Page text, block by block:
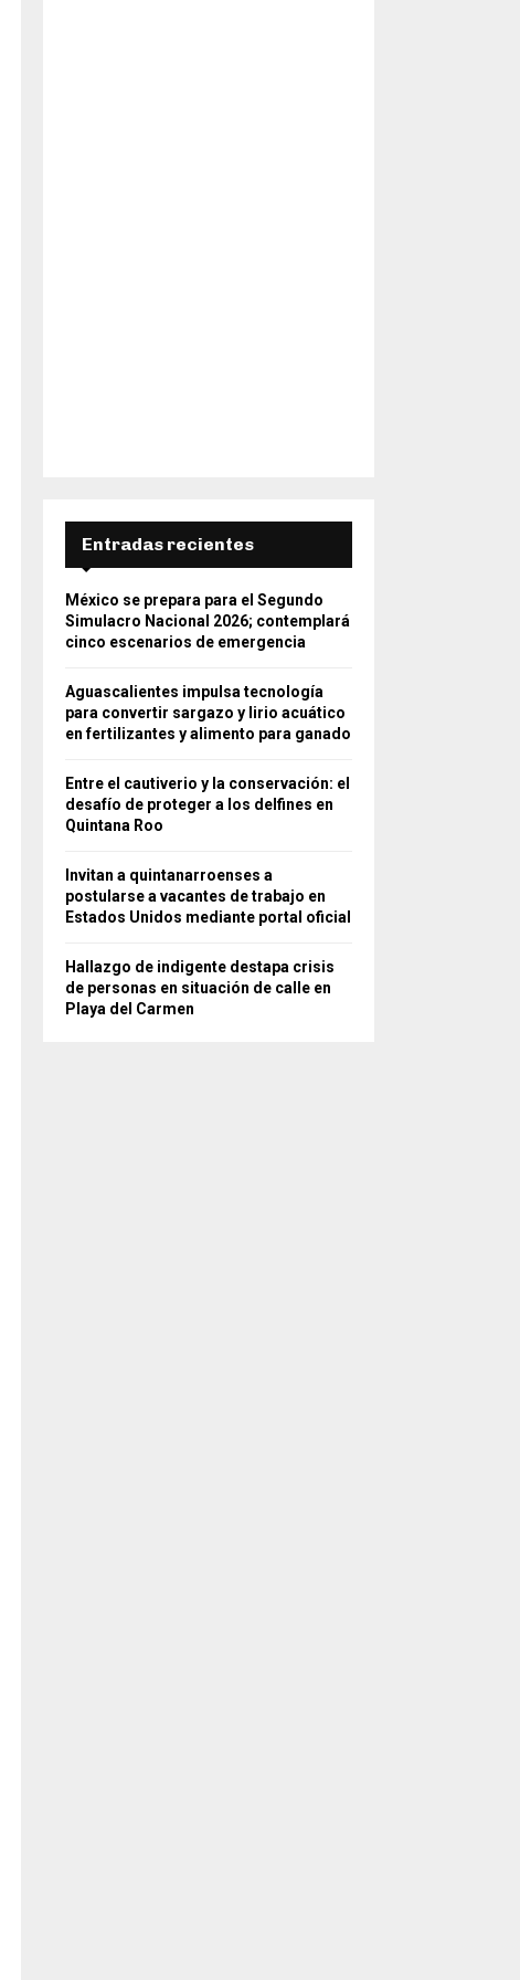
Entradas recientes
México se prepara para el Segundo
Simulacro Nacional 2026; contemplará
cinco escenarios de emergencia
Aguascalientes impulsa tecnología
para convertir sargazo y lirio acuático
en fertilizantes y alimento para ganado
Entre el cautiverio y la conservación: el
desafío de proteger a los delfines en
Quintana Roo
Invitan a quintanarroenses a
postularse a vacantes de trabajo en
Estados Unidos mediante portal oficial
Hallazgo de indigente destapa crisis
de personas en situación de calle en
Playa del Carmen